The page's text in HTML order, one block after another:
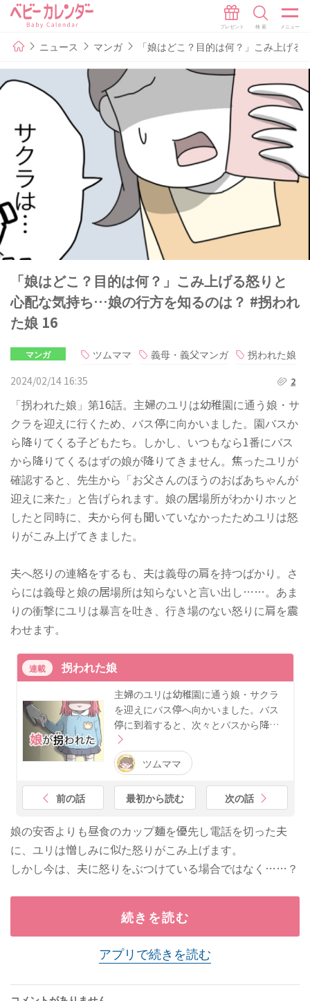
ニュース マンガ 「娘はどこ？目的は何？」こみ上げ
「娘はどこ？目的は何？」こみ上げる怒りと
心配な気持ち…娘の行方を知るのは？ #拐われ
た娘 16
マンガ ツムママ 義母・義父マンガ
拐われた娘
2024/02/14 16:35
2
「拐われた娘」第16話。主婦のユリは幼稚園に通う娘・サ
クラを迎えに行くため、バス停に向かいました。園バスか
ら降りてくる子どもたち。しかし、いつもなら1番にバス
から降りてくるはずの娘が降りてきません。焦ったユリが
確認すると、先生から「お父さんのほうのおばあちゃんが
迎えに来た」と告げられます。娘の居場所がわかりホッと
したと同時に、夫から何も聞いていなかったためユリは怒
りがこみ上げてきました。
夫へ怒りの連絡をするも、夫は義母の肩を持つばかり。さ
らには義母と娘の居場所は知らないと言い出し……。あま
りの衝撃にユリは暴言を吐き、行き場のない怒りに肩を震
わせます。
連載 拐われた娘
主婦のユリは幼稚園に通う娘・サクラ
を迎えにバス停へ向かいました。バス
停に到着すると、次々とバスから降…
ツムママ
前の話 最初から読む 次の話
娘の安否よりも昼食のカップ麺を優先し電話を切った夫
に、ユリは憎しみに似た怒りがこみ上げます。
しかし今は、夫に怒りをぶつけている場合ではなく……？
続きを読む
アプリで続きを読む